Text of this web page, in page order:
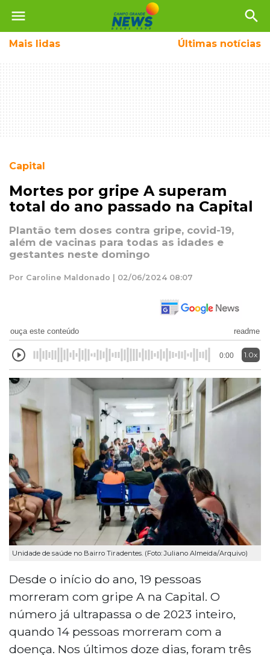
menu search
Mais lidas Últimas notícias
Capital
Mortes por gripe A superam
total do ano passado na Capital
Plantão tem doses contra gripe, covid-19,
além de vacinas para todas as idades e
gestantes neste domingo
Por Caroline Maldonado | 02/06/2024 08:07
ouça este conteúdo readme
0:00 1.0x
Unidade de saúde no Bairro Tiradentes. (Foto: Juliano Almeida/Arquivo)
Desde o início do ano, 19 pessoas
morreram com gripe A na Capital. O
número já ultrapassa o de 2023 inteiro,
quando 14 pessoas morreram com a
doença. Nos últimos doze dias, foram três